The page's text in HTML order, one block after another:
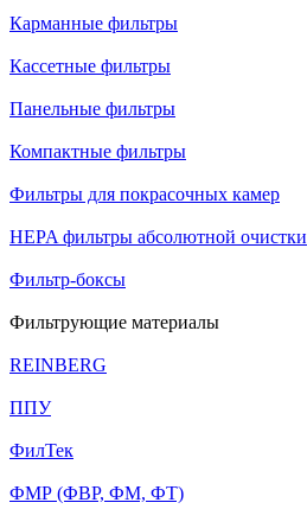
Карманные фильтры
Кассетные фильтры
Панельные фильтры
Компактные фильтры
Фильтры для покрасочных камер
HEPA фильтры абсолютной очистки
Фильтр-боксы
Фильтрующие материалы
REINBERG
ППУ
ФилТек
ФМР (ФВР, ФМ, ФТ)